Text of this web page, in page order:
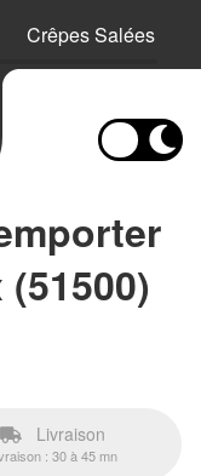
Crêpes Salées
Livraison
: 30 à 45 mn